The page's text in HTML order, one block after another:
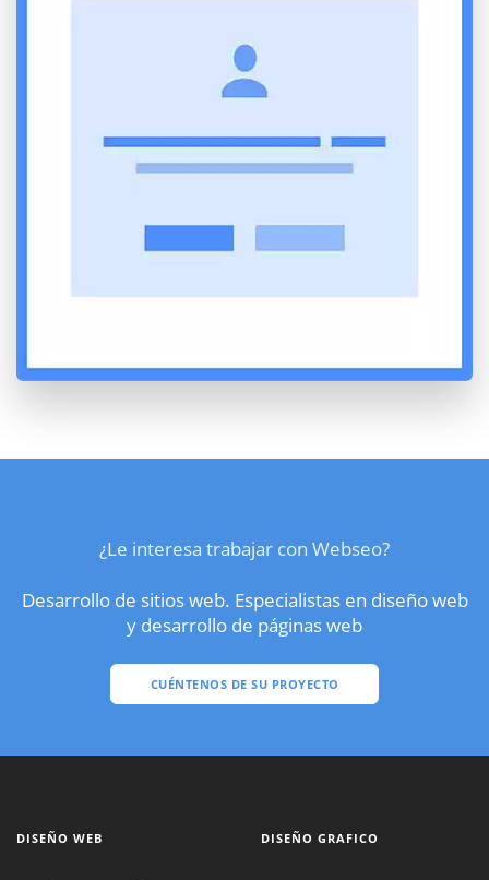
¿Le interesa trabajar con Webseo?
Desarrollo de sitios web. Especialistas en diseño web
y desarrollo de páginas web
CUÉNTENOS DE SU PROYECTO
DISEÑO WEB DISEÑO GRAFICO